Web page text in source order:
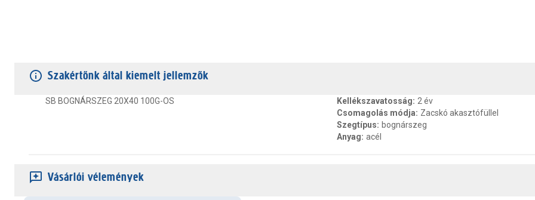
Szakértőnk által kiemelt jellemzők
SB BOGNÁRSZEG 20X40 100G-OS Kellékszavatosság: 2 év
Csomagolás módja: Zacskó akasztófüllel
Szegtípus: bognárszeg
Anyag: acél
Vásárlói vélemények